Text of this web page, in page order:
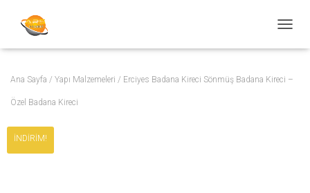
Ana Sayfa / Yapı Malzemeleri / Erciyes Badana Kireci Sönmüş Badana Kireci –
Özel Badana Kireci
İNDIRIM!